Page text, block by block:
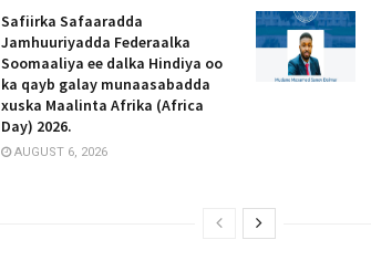
Safiirka Safaaradda
Jamhuuriyadda Federaalka
Soomaaliya ee dalka Hindiya oo
ka qayb galay munaasabadda
xuska Maalinta Afrika (Africa
Day) 2026.
AUGUST 6, 2026